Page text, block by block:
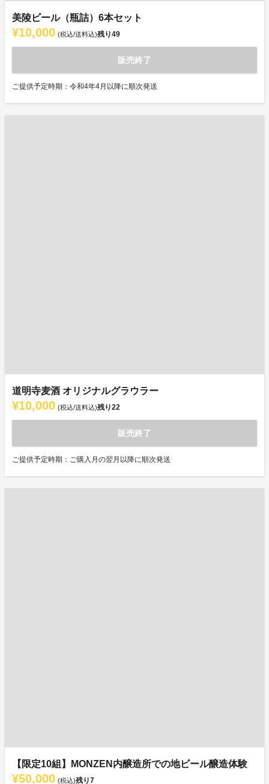
美陵ビール（瓶詰）6本セット
¥10,000 (税込/送料込)残り49
販売終了
ご提供予定時期：令和4年4月以降に順次発送
道明寺麦酒 オリジナルグラウラー
¥10,000 (税込/送料込)残り22
販売終了
ご提供予定時期：ご購入月の翌月以降に順次発送
【限定10組】MONZEN内醸造所での地ビール醸造体験
¥50,000 (税込)残り7